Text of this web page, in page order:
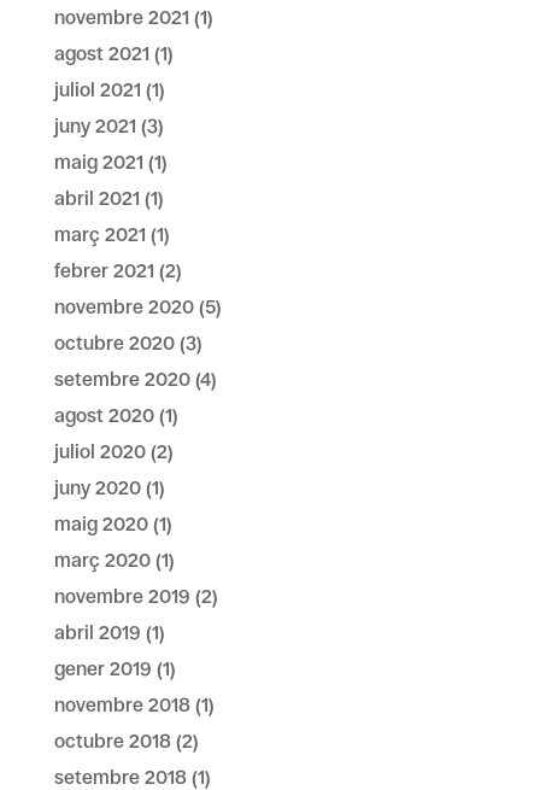
novembre 2021 (1)
agost 2021 (1)
juliol 2021 (1)
juny 2021 (3)
maig 2021 (1)
abril 2021 (1)
març 2021 (1)
febrer 2021 (2)
novembre 2020(5)
octubre 2020(3)
setembre 2020(4)
agost 2020(1)
juliol 2020(2)
juny 2020(1)
maig 2020(1)
març 2020(1)
novembre 2019 (2)
abril 2019 (1)
gener 2019 (1)
novembre 2018(1)
octubre 2018(2)
setembre 2018(1)